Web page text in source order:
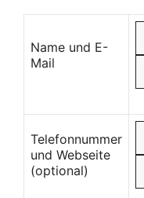
Name und E-
Mail
Telefonnummer
und Webseite
(optional)